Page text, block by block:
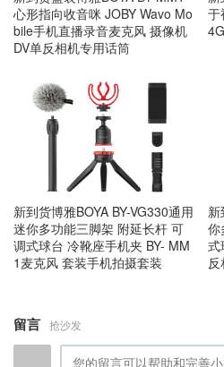
心形指向收音咪 JOBY Wavo Mo
bile手机直播录音麦克风 摄像机
DV单反相机专用话筒
于
新到货博雅BOYA BY-VG330通用
迷你多功能三脚架 附延长杆 可
调式球台 冷靴座手机夹 BY- MM
1麦克风 套装手机拍摄套装
新
你
式
留言 抢沙发